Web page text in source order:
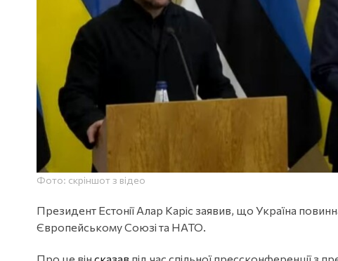
Фото: скріншот з відео
Президент Естонії Алар Каріс заявив, що Україна
Європейському Союзі та НАТО.